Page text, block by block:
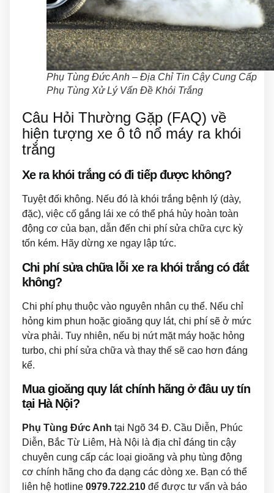
Phụ Tùng Đức Anh – Địa Chỉ Tin Cậy Cung Cấp
Phụ Tùng Xử Lý Vấn Đề Khói Trắng
Câu Hỏi Thường Gặp (FAQ) về
hiện tượng xe ô tô nổ máy ra khói
trắng
Xe ra khói trắng có đi tiếp được không?
Tuyệt đối không. Nếu đó là khói trắng bệnh lý (dày,
đặc), việc cố gắng lái xe có thể phá hủy hoàn toàn
động cơ của bạn, dẫn đến chi phí sửa chữa cực kỳ
tốn kém. Hãy dừng xe ngay lập tức.
Chi phí sửa chữa lỗi xe ra khói trắng có đắt
không?
Chi phí phụ thuộc vào nguyên nhân cụ thể. Nếu chỉ
hỏng kim phun hoặc gioăng quy lát, chi phí sẽ ở mức
vừa phải. Tuy nhiên, nếu bị nứt mặt máy hoặc hỏng
turbo, chi phí sửa chữa và thay thế sẽ cao hơn đáng
kể.
Mua gioăng quy lát chính hãng ở đâu uy tín
tại Hà Nội?
Phụ Tùng Đức Anh tại Ngõ 34 Đ. Cầu Diễn, Phúc
Diễn, Bắc Từ Liêm, Hà Nội là địa chỉ đáng tin cậy
chuyên cung cấp các loại gioăng và phụ tùng động
cơ chính hãng cho đa dạng các dòng xe. Bạn có thể
liên hệ hotline 0979.722.210 để được tư vấn và báo